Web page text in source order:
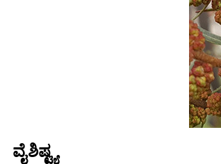
ವೈಶಿಷ್ಟ್ಯ